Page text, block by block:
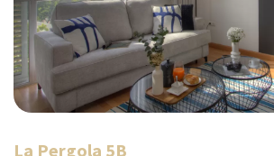
La Pergola 5B